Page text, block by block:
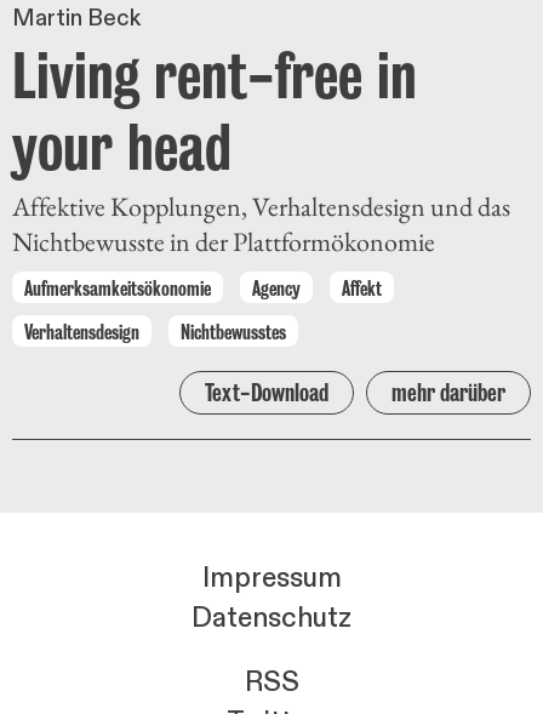
Martin Beck
Living rent-free in
your head
Affektive Kopplungen, Verhaltensdesign und das
Nichtbewusste in der Plattformökonomie
Aufmerksamkeitsökonomie Agency
Affekt
Verhaltensdesign
Nichtbewusstes
Text-Download mehr darüber
Impressum
Datenschutz
RSS